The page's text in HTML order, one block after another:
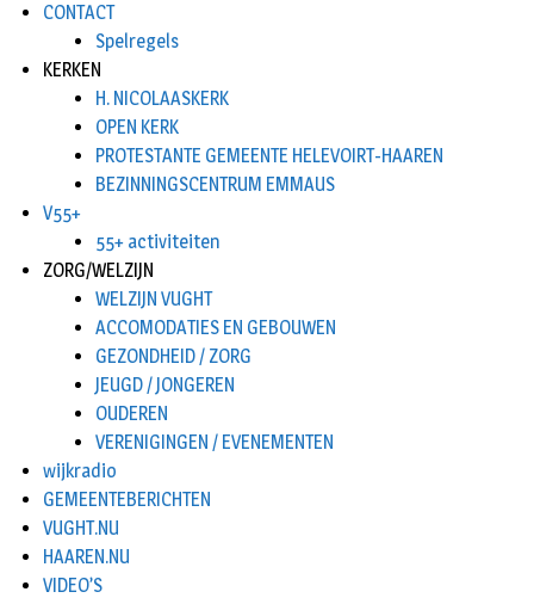
CONTACT
Spelregels
KERKEN
H. NICOLAASKERK
OPEN KERK
PROTESTANTE GEMEENTE HELEVOIRT-HAAREN
BEZINNINGSCENTRUM EMMAUS
V55+
55+ activiteiten
ZORG/WELZIJN
WELZIJN VUGHT
ACCOMODATIES EN GEBOUWEN
GEZONDHEID / ZORG
JEUGD / JONGEREN
OUDEREN
VERENIGINGEN / EVENEMENTEN
wijkradio
GEMEENTEBERICHTEN
VUGHT.NU
HAAREN.NU
VIDEO’S